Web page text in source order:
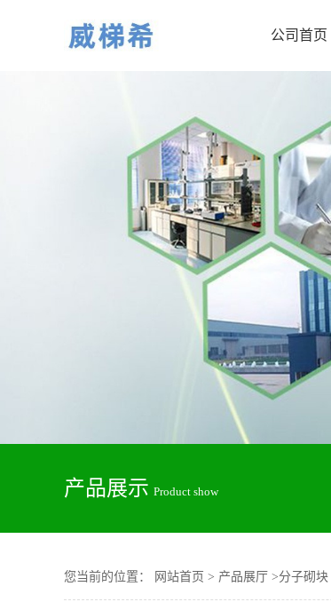
公司首页
产品展示 Product show
您当前的位置： 网站首页 > 产品展厅 >分子砌块